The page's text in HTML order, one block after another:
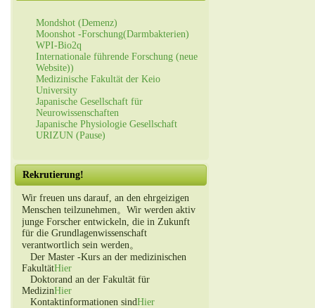
Mondshot (Demenz)
Moonshot -Forschung(Darmbakterien)
WPI-Bio2q
Internationale führende Forschung (neue
Website))
Medizinische Fakultät der Keio
University
Japanische Gesellschaft für
Neurowissenschaften
Japanische Physiologie Gesellschaft
URIZUN (Pause)
Rekrutierung!
Wir freuen uns darauf, an den ehrgeizigen
Menschen teilzunehmen。Wir werden aktiv
junge Forscher entwickeln, die in Zukunft
für die Grundlagenwissenschaft
verantwortlich sein werden。
Der Master -Kurs an der medizinischen
FakultätHier
Doktorand an der Fakultät für
MedizinHier
Kontaktinformationen sindHier